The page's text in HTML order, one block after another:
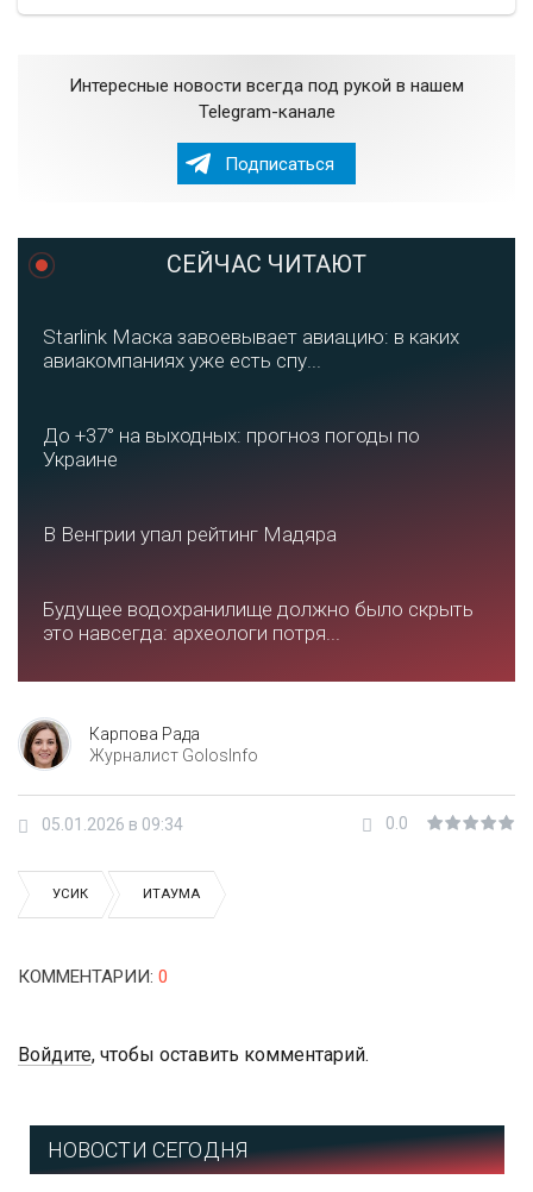
Интересные новости всегда под рукой в нашем
Telegram-канале
Подписаться
СЕЙЧАС ЧИТАЮТ
Starlink Маска завоевывает авиацию: в каких
авиакомпаниях уже есть спу...
До +37° на выходных: прогноз погоды по
Украине
В Венгрии упал рейтинг Мадяра
Будущее водохранилище должно было скрыть
это навсегда: археологи потря...
Карпова Рада
Журналист GolosInfo
05.01.2026 в 09:34 0.0
УСИК ИТАУМА
КОММЕНТАРИИ: 0
Войдите, чтобы оставить комментарий.
НОВОСТИ СЕГОДНЯ